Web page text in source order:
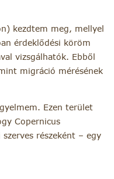
kezdtem meg, mellyel
érdeklődési köröm
vizsgálhatók. Ebből
migráció mérésének
Ezen terület
Copernicus
részeként – egy